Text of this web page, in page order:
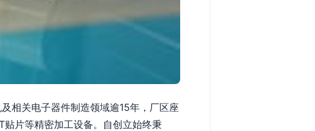
相关电子器件制造领域逾15年，厂区座
片等精密加工设备。自创立始终秉